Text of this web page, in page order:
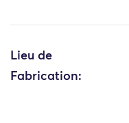
Lieu de
Fabrication: